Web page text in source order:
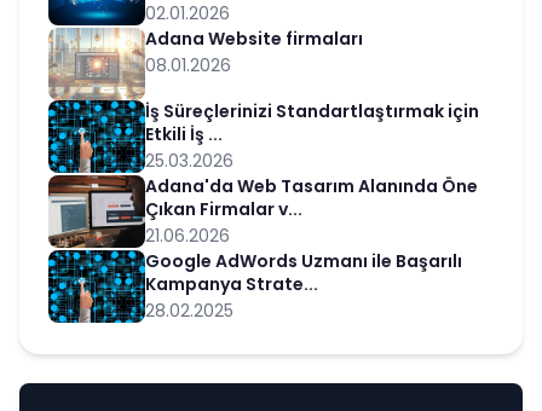
02.01.2026
Adana Website firmaları
08.01.2026
İş Süreçlerinizi Standartlaştırmak için
Etkili İş ...
25.03.2026
Adana'da Web Tasarım Alanında Öne
Çıkan Firmalar v...
21.06.2026
Google AdWords Uzmanı ile Başarılı
Kampanya Strate...
28.02.2025